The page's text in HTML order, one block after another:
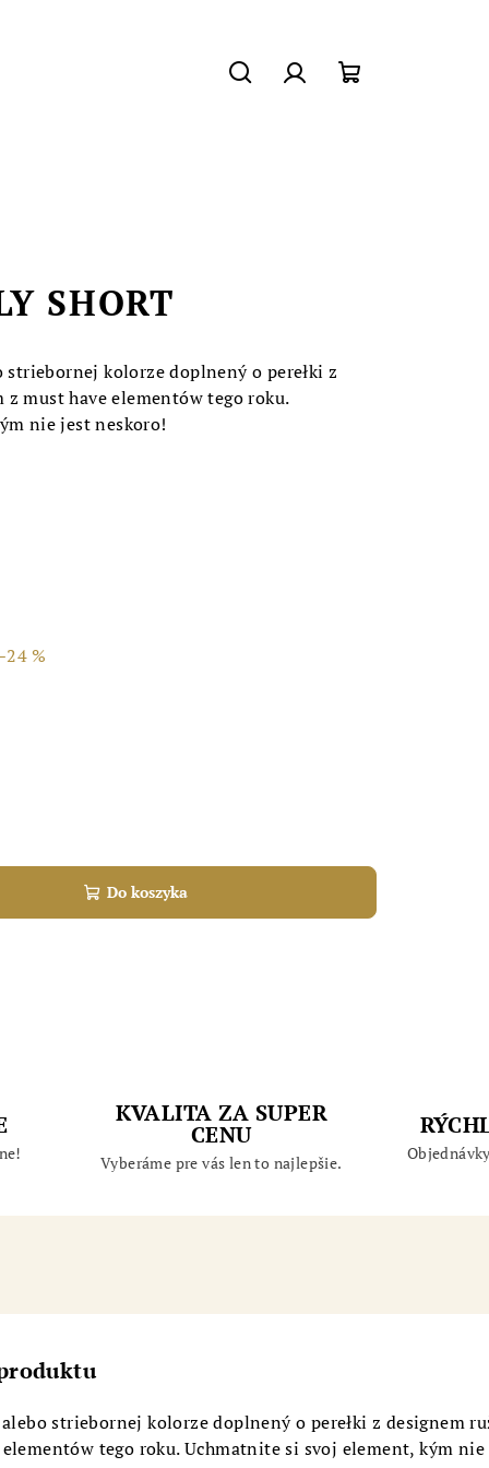
SHORT
kolorze doplnený o perełki z
must have elementów tego roku.
nie jest neskoro!
%
Do koszyka
KVALITA ZA SUPER
CENU
Vyberáme pre vás len to najlepšie.
striebornej kolorze doplnený o perełki z designem
tego roku. Uchmatnite si svoj element, kým